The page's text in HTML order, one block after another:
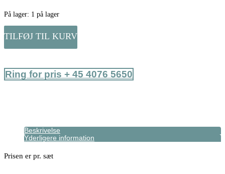
På lager: 1 på lager
VOGNLYGTER,
Gløy
cm
antal
TILFØJ TIL KURV
Ring for pris + 45 4076 5650
Beskrivelse
Yderligere information
Prisen er pr. sæt